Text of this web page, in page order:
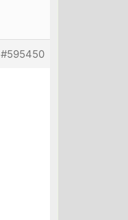
#595450